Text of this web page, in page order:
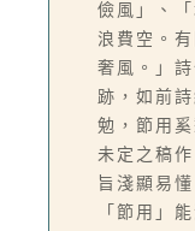
儉風」、
浪費空。
奢風。」
跡，如前
勉，節用
未定之稿
旨淺顯易
「節用」